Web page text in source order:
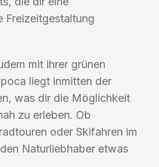
Freizeitgestaltung
mit ihrer grünen
liegt inmitten der
was dir die Möglichkeit
zu erleben. Ob
oder Skifahren im
Naturliebhaber etwas